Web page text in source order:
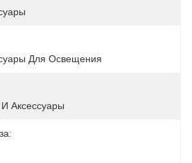
Для Освещения
Аксессуары